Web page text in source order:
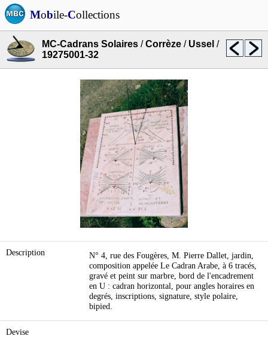
Mobile-Collections
MC-Cadrans Solaires /Corrèze / Ussel /
19275001-32
Description
N° 4, rue des Fougères, M. Pierre Dallet, jardin,
composition appelée Le Cadran Arabe, à 6 tracés,
gravé et peint sur marbre, bord de l'encadrement
en U : cadran horizontal, pour angles horaires en
degrés, inscriptions, signature, style polaire,
bipied.
Devise